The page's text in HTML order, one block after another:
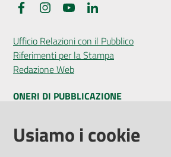
FacebookInstagramYouTube
Ufficio Relazioni con il Pubblico
Riferimenti per la Stampa
Redazione Web
ONERI DI PUBBLICAZIONE
Amministrazione Trasparente
Pubblicità legale
Usiamo i cookie